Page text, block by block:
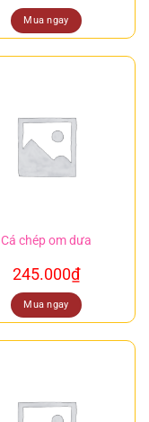
Mua ngay
Cá chép om dưa
245.000₫
Mua ngay